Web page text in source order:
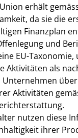
erhält
da sie die
Finanzplan
und
EU-Taxonomie,
Aktivitäten als
Aktivitäten
nutzen diese
ihrer